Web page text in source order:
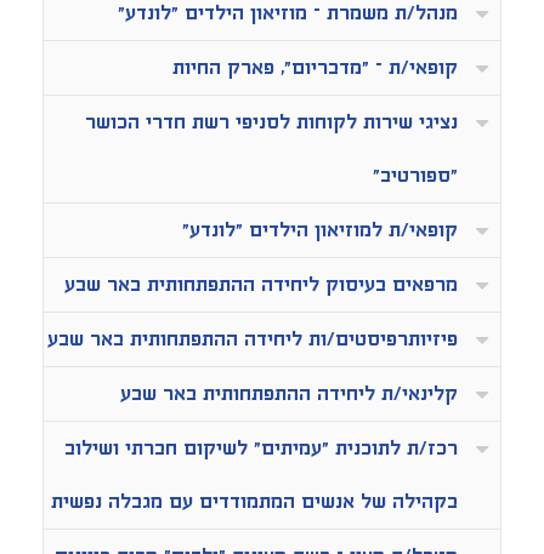
מנהל/ת משמרת – מוזיאון הילדים "לונדע"
קופאי/ת – "מדבריום", פארק החיות
נציגי שירות לקוחות לסניפי רשת חדרי הכושר
"ספורטיב"
קופאי/ת למוזיאון הילדים "לונדע"
מרפאים בעיסוק ליחידה ההתפתחותית באר שבע
פיזיותרפיסטים/ות ליחידה ההתפתחותית באר שבע
קלינאי/ת ליחידה ההתפתחותית באר שבע
רכז/ת לתוכנית "עמיתים" לשיקום חברתי ושילוב
בקהילה של אנשים המתמודדים עם מגבלה נפשית